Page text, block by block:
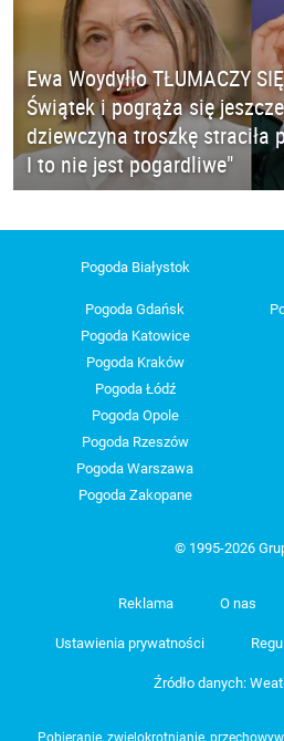
Ewa Woydyłło TŁUMACZY
Świątek i pogrąża się
dziewczyna troszkę straciła
I to nie jest pogardliwe"
Pogoda Białystok
Pogoda Gdańsk
Pogoda Katowice
Pogoda Kraków
Pogoda Łódź
Pogoda Opole
Pogoda Rzeszów
Pogoda Warszawa
Pogoda Zakopane
© 1995-2026
Reklama O nas
Ustawienia prywatności
Źródło danych:
Pobieranie, zwielokrotnianie,